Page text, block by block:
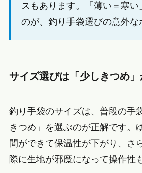
スもあります。「薄い＝寒い
のが、釣り手袋選びの意外な
サイズ選びは「少しきつめ
釣り手袋のサイズは、普段の手
きつめ」を選ぶのが正解です。
間ができて保温性が下がり、さ
際に生地が邪魔になって操作性